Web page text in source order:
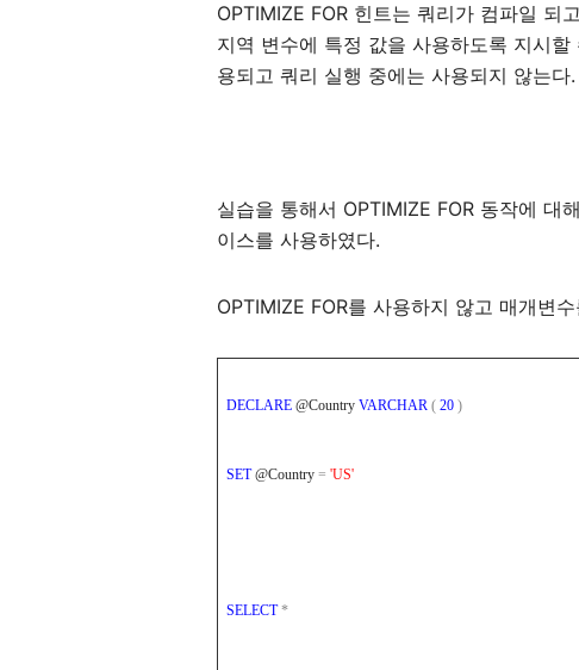
OPTIMIZE FOR 힌트는 쿼리가 컴파일 되
지역 변수에 특정 값을 사용하도록 지시
용되고 쿼리 실행 중에는 사용되지 않는다.
실습을 통해서 OPTIMIZE FOR 동작에
이스를 사용하였다.
OPTIMIZE FOR를 사용하지 않고 매개변
DECLARE @Country VARCHAR ( 20 )
SET@Country = 'US'
SELECT *